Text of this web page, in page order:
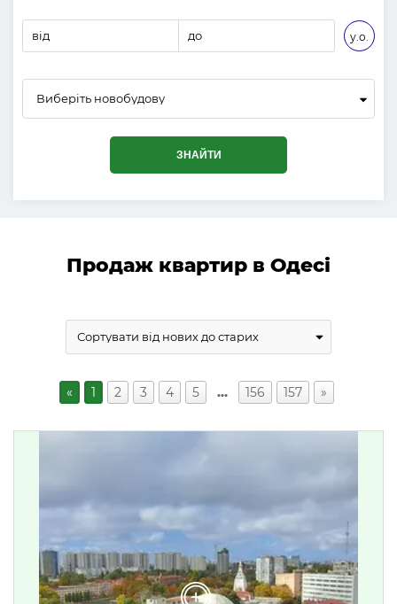
від до у.о.
Виберіть новобудову
ЗНАЙТИ
Продаж квартир в Одесі
« 1 2 3 4 5 … 156 157 »